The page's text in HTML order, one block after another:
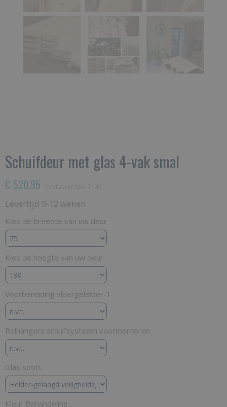
Schuifdeur met glas 4-vak smal
€ 520,95
Levertijd 9-12 weken
Kies de breedte van uw deur
Kies de hoogte van uw deur
Voorbereiding vloergeleider-1
Rolhangers schuifsysteem voormonteren
Glas soort
Kleur Behandeling